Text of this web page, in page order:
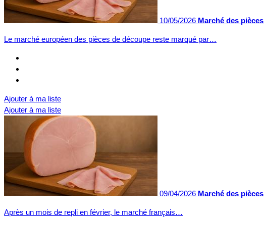
10/05/2026 Marché des
Le marché européen des pièces de découpe reste marqué par…
Ajouter à ma liste
Ajouter à ma liste
09/04/2026 Marché des
Après un mois de repli en février, le marché français…